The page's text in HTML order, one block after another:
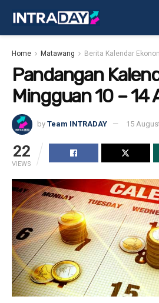
Home Matawang Berita Kalendar
Pandangan
Mingguan 10 – 14
by Team INTRADAY 15
22
VIEWS